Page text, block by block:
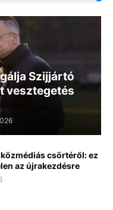
Szijjártó
vesztegetés
csörtéről: ez
az újrakezdésre